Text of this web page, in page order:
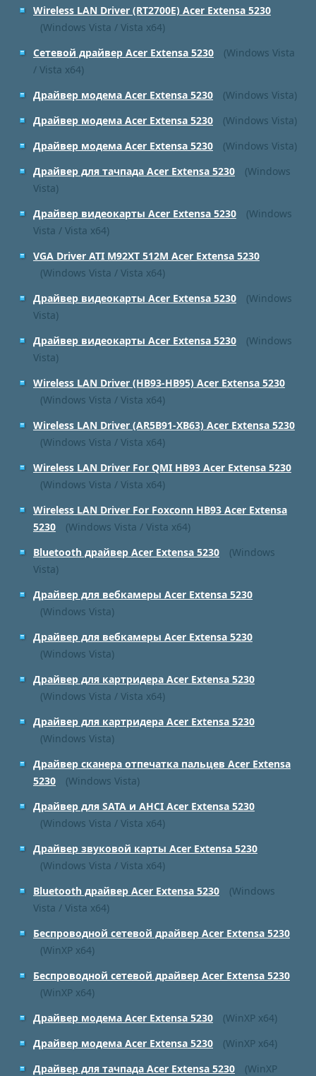
Wireless LAN Driver (RT2700E) Acer Extensa 5230
(Windows Vista / Vista x64)
Сетевой драйвер Acer Extensa 5230
(Windows Vista
/ Vista x64)
Драйвер модема Acer Extensa 5230
(Windows Vista)
Драйвер модема Acer Extensa 5230
(Windows Vista)
Драйвер модема Acer Extensa 5230
(Windows Vista)
Драйвер для тачпада Acer Extensa 5230
(Windows
Vista)
Драйвер видеокарты Acer Extensa 5230
(Windows
Vista / Vista x64)
VGA Driver ATI M92XT 512M Acer Extensa 5230
(Windows Vista / Vista x64)
Драйвер видеокарты Acer Extensa 5230
(Windows
Vista)
Драйвер видеокарты Acer Extensa 5230
(Windows
Vista)
Wireless LAN Driver (HB93-HB95) Acer Extensa 5230
(Windows Vista / Vista x64)
Wireless LAN Driver (AR5B91-XB63) Acer Extensa 5230
(Windows Vista / Vista x64)
Wireless LAN Driver For QMI HB93 Acer Extensa 5230
(Windows Vista / Vista x64)
Wireless LAN Driver For Foxconn HB93 Acer Extensa
5230
(Windows Vista / Vista x64)
Bluetooth драйвер Acer Extensa 5230
(Windows
Vista)
Драйвер для вебкамеры Acer Extensa 5230
(Windows Vista)
Драйвер для вебкамеры Acer Extensa 5230
(Windows Vista)
Драйвер для картридера Acer Extensa 5230
(Windows Vista / Vista x64)
Драйвер для картридера Acer Extensa 5230
(Windows Vista)
Драйвер сканера отпечатка пальцев Acer Extensa
5230
(Windows Vista)
Драйвер для SATA и AHCI Acer Extensa 5230
(Windows Vista / Vista x64)
Драйвер звуковой карты Acer Extensa 5230
(Windows Vista / Vista x64)
Bluetooth драйвер Acer Extensa 5230
(Windows
Vista / Vista x64)
Беспроводной сетевой драйвер Acer Extensa 5230
(WinXP x64)
Беспроводной сетевой драйвер Acer Extensa 5230
(WinXP x64)
Драйвер модема Acer Extensa 5230
(WinXP x64)
Драйвер модема Acer Extensa 5230
(WinXP x64)
Драйвер для тачпада Acer Extensa 5230
(WinXP